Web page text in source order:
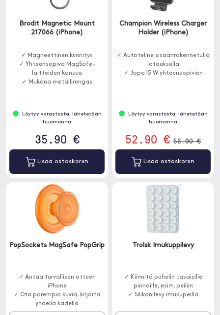
Brodit Magnetic Mount
217066 (iPhone)
✓ Magneettinen kiinnitys
✓ Yhteensopiva MagSafe-
laitteiden kanssa
✓ Mukana metallirengas
Löytyy varastosta, lähetetään
huomenna
35.90 €
Lisää ostoskoriin
Champion Wireless Charger
Holder (iPhone)
✓ Autoteline sisäänrakennetulla
latauksella
✓ Jopa 15 W yhteensopivien
Löytyy varastosta, lähetetään
huomenna
52.90 € 56.90 €
Lisää ostoskoriin
PopSockets MagSafe PopGrip
✓ Antaa turvallisen otteen
iPhone
✓ Ota parempia kuvia, kirjoita
yhdellä kädellä
Trolsk Imukuppilevy
✓ Kiinnitä puhelin tasaisille
pinnoille, esim. peiliin
✓ Silikonilevy imukupeilla